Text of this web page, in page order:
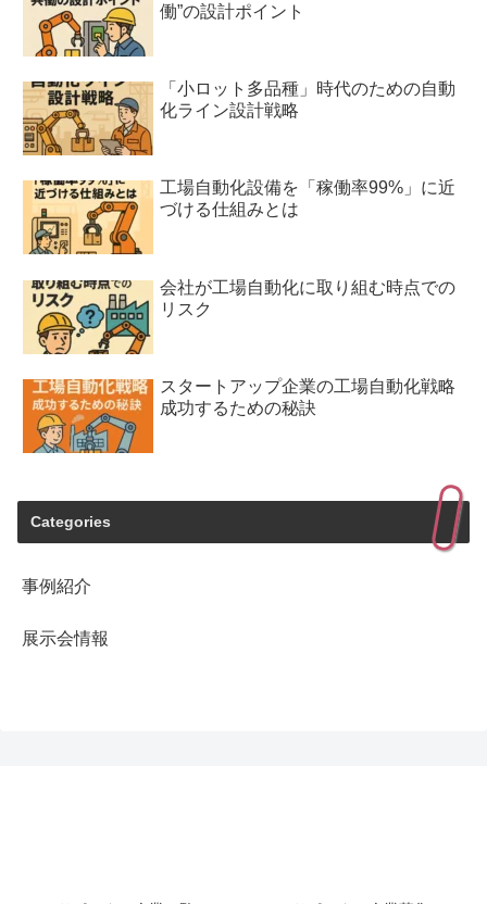
働”の設計ポイント
「小ロット多品種」時代のための自動
化ライン設計戦略
工場自動化設備を「稼働率99%」に近
づける仕組みとは
会社が工場自動化に取り組む時点での
リスク
スタートアップ企業の工場自動化戦略
成功するための秘訣
Categories
事例紹介
展示会情報